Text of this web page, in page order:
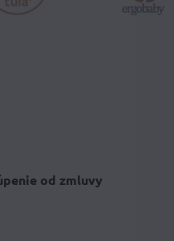
od zmluvy